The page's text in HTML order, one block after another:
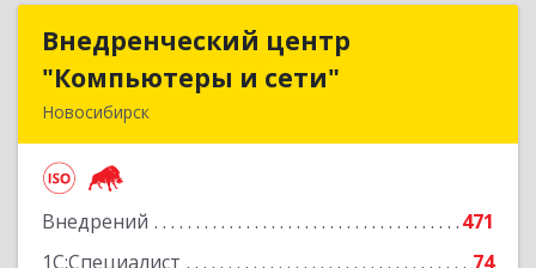
Внедренческий центр
"Компьютеры и сети"
Новосибирск
Внедрений
471
1С:Специалист
74
Внедренческий центр
"Компьютеры и сети"
Подробнее